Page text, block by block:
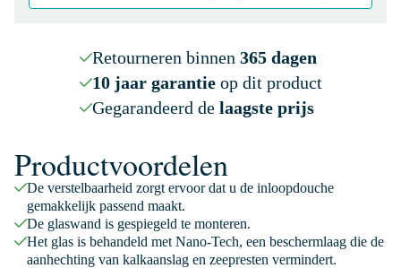
Retourneren binnen 365 dagen
10 jaar garantieop dit product
Gegarandeerd de laagste prijs
Productvoordelen
De verstelbaarheid zorgt ervoor dat u de inloopdouche
gemakkelijk passend maakt.
De glaswand is gespiegeld te monteren.
Het glas is behandeld met Nano-Tech, een beschermlaag die de
aanhechting van kalkaanslag en zeepresten vermindert.